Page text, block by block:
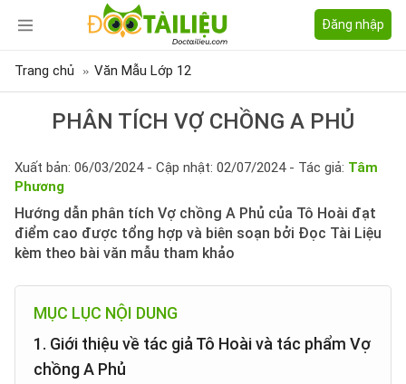
Đăng nhập
Trang chủ Văn Mẫu Lớp 12
PHÂN TÍCH VỢ CHỒNG A PHỦ
Xuất bản: 06/03/2024 - Cập nhật: 02/07/2024 - Tác giả: Tâm
Phương
Hướng dẫn phân tích Vợ chồng A Phủ của Tô Hoài đạt
điểm cao được tổng hợp và biên soạn bởi Đọc Tài Liệu
kèm theo bài văn mẫu tham khảo
MỤC LỤC NỘI DUNG
1. Giới thiệu về tác giả Tô Hoài và tác phẩm Vợ
chồng A Phủ